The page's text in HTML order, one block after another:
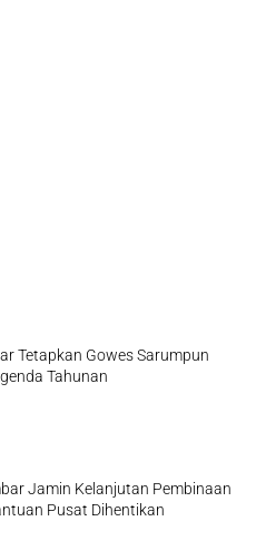
Tetapkan Gowes Sarumpun
Tahunan
Jamin Kelanjutan Pembinaan
Pusat Dihentikan